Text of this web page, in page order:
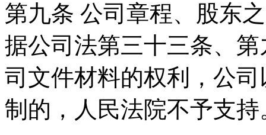
第九条 公司章程、股东
据公司法第三十三条、
司文件材料的权利，公
制的，人民法院不予支持